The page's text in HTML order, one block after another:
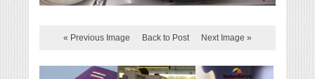
« Previous Image Back to Post Next Image »